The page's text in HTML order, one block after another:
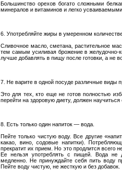
Большинство орехов богато сложными
минералов и витаминов и легко
6. Употребляйте жиры в умеренном
Сливочное масло, сметана, растительное
тем самым усиливая брожение в желудочно-
лучше добавлять в пищу после готовки, а не
7. Не варите в одной посуде различные виды
Это для тех, кто еще не готов полностью
перейти на здоровую диету, должен
8. Есть только один напиток — вода.
Пейте только чистую воду. Все другие
какао, вино, содовые напитки).
прекратит их прием. Но это продлится всего
Ее нельзя употреблять с пищей. Вода не
медленно. Не принуждайте себя пить воду
Пейте воду чистую, не жесткую и без добавок.